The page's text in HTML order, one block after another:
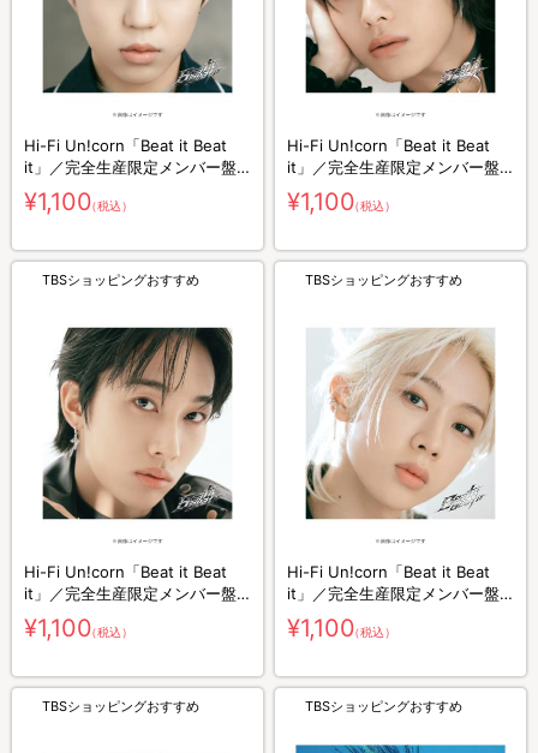
Hi-Fi Un!corn「Beat it Beat
it」／完全生産限定メンバー盤
（SHUTO盤）／CD
¥1,100（税込）
Hi-Fi Un!corn「Beat it Beat
it」／完全生産限定メンバー盤
（HYUNYUL盤）／CD
¥1,100（税込）
TBSショッピングおすすめ
Hi-Fi Un!corn「Beat it Beat
it」／完全生産限定メンバー盤
（KIYOON盤）／CD
¥1,100（税込）
TBSショッピングおすすめ
Hi-Fi Un!corn「Beat it Beat
it」／完全生産限定メンバー盤
（MIN盤）／CD
¥1,100（税込）
TBSショッピングおすすめ TBSショッピングおすすめ